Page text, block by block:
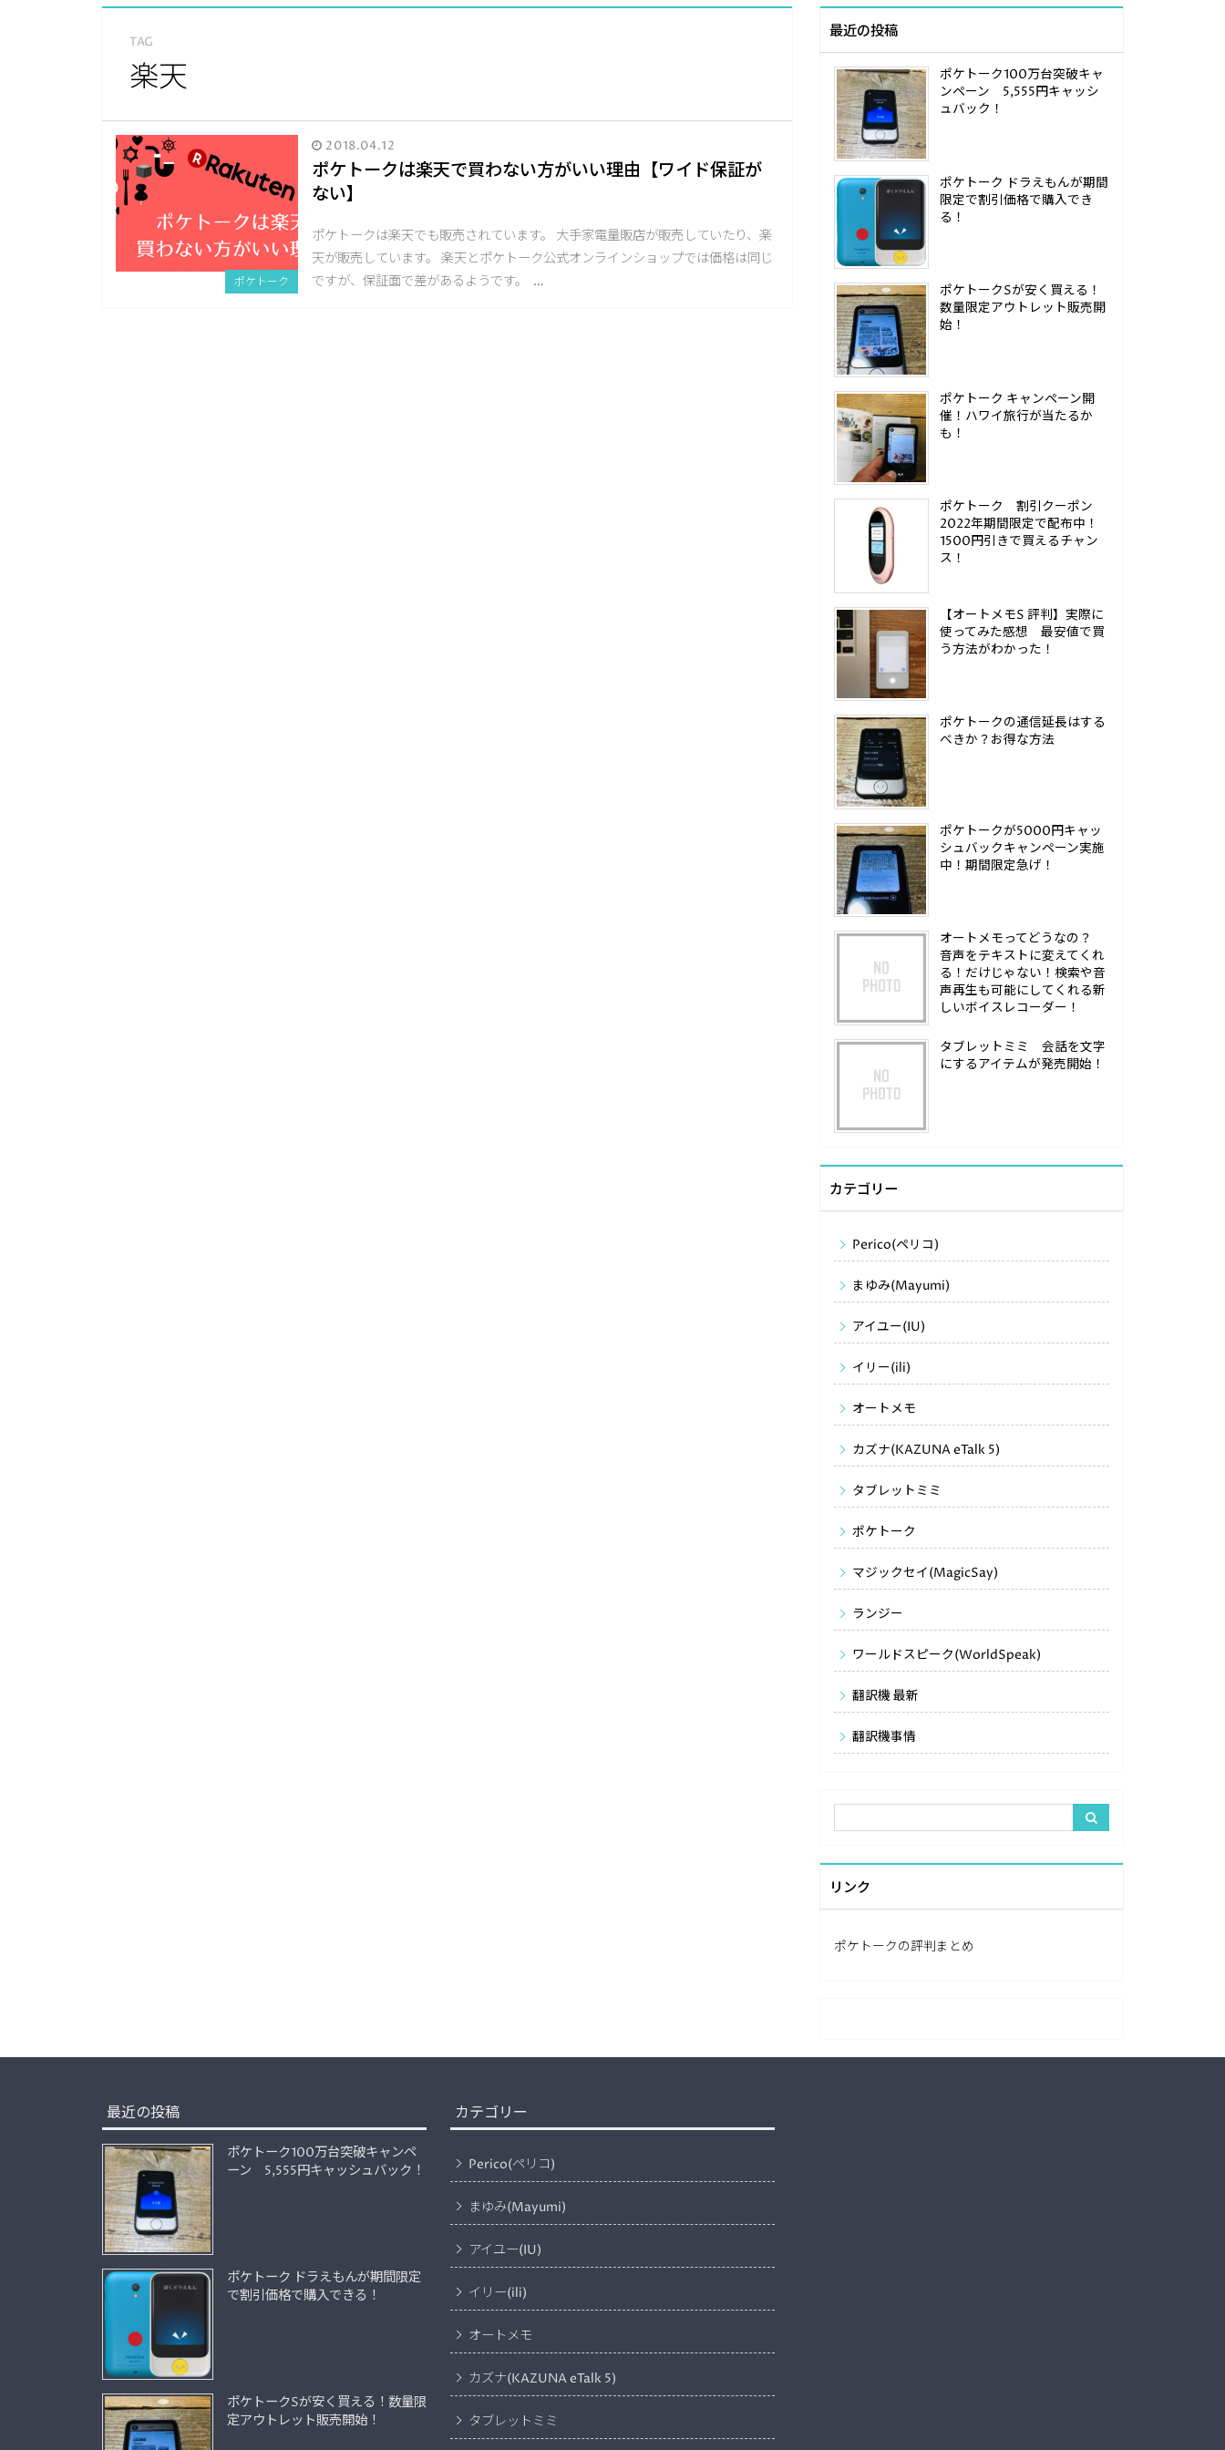
TAG
楽天
ポケトーク
2018.04.12
ポケトークは楽天で買わない方がいい理由【ワイド保証が
ない】
ポケトークは楽天でも販売されています。 大手家電量販店が販売していたり、楽
天が販売しています。 楽天とポケトーク公式オンラインショップでは価格は同じ
ですが、保証面で差があるようです。 …
最近の投稿
ポケトーク100万台突破キャ
ンペーン 5,555円キャッシ
ュバック！
ポケトーク ドラえもんが期間
限定で割引価格で購入でき
る！
ポケトークSが安く買える！
数量限定アウトレット販売開
始！
ポケトーク キャンペーン開
催！ハワイ旅行が当たるか
も！
ポケトーク 割引クーポン
2022年期間限定で配布中！
1500円引きで買えるチャン
ス！
【オートメモS 評判】実際に
使ってみた感想 最安値で買
う方法がわかった！
ポケトークの通信延長はする
べきか？お得な方法
ポケトークが5000円キャッ
シュバックキャンペーン実施
中！期間限定急げ！
オートメモってどうなの？
音声をテキストに変えてくれ
る！だけじゃない！検索や音
声再生も可能にしてくれる新
しいボイスレコーダー！
タブレットミミ 会話を文字
にするアイテムが発売開始！
カテゴリー
Perico(ペリコ)
まゆみ(Mayumi)
アイユー(IU)
イリー(ili)
オートメモ
カズナ(KAZUNA eTalk 5)
タブレットミミ
ポケトーク
マジックセイ(MagicSay)
ランジー
ワールドスピーク(WorldSpeak)
翻訳機 最新
翻訳機事情
リンク
ポケトークの評判まとめ
最近の投稿
ポケトーク100万台突破キャンペ
ーン 5,555円キャッシュバック！
ポケトーク ドラえもんが期間限定
で割引価格で購入できる！
ポケトークSが安く買える！数量限
定アウトレット販売開始！
カテゴリー
Perico(ペリコ)
まゆみ(Mayumi)
アイユー(IU)
イリー(ili)
オートメモ
カズナ(KAZUNA eTalk 5)
タブレットミミ